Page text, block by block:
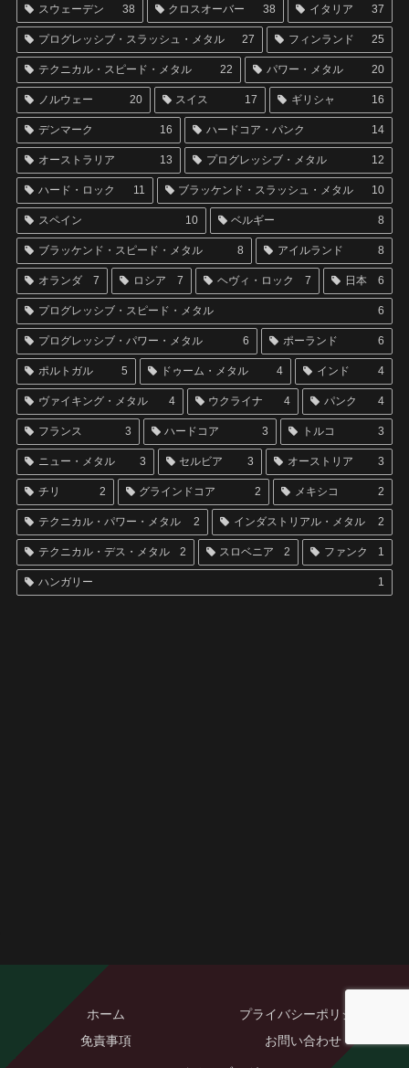
スウェーデン 38 クロスオーバー 38 イタリア 37
プログレッシブ・スラッシュ・メタル 27 フィンランド 25
テクニカル・スピード・メタル 22 パワー・メタル 20
ノルウェー 20 スイス 17 ギリシャ 16
デンマーク 16 ハードコア・パンク 14
オーストラリア 13 プログレッシブ・メタル 12
ハード・ロック 11 ブラッケンド・スラッシュ・メタル 10
スペイン 10 ベルギー 8
ブラッケンド・スピード・メタル 8 アイルランド 8
オランダ 7 ロシア 7 ヘヴィ・ロック 7 日本 6
プログレッシブ・スピード・メタル 6
プログレッシブ・パワー・メタル 6 ポーランド 6
ポルトガル 5 ドゥーム・メタル 4 インド 4
ヴァイキング・メタル 4 ウクライナ 4 パンク 4
フランス 3 ハードコア 3 トルコ 3
ニュー・メタル 3 セルビア 3 オーストリア 3
チリ 2 グラインドコア 2 メキシコ 2
テクニカル・パワー・メタル 2 インダストリアル・メタル 2
テクニカル・デス・メタル 2 スロベニア 2 ファンク 1
ハンガリー 1
ホーム
プライバシーポリシー
免責事項
お問い合わせ